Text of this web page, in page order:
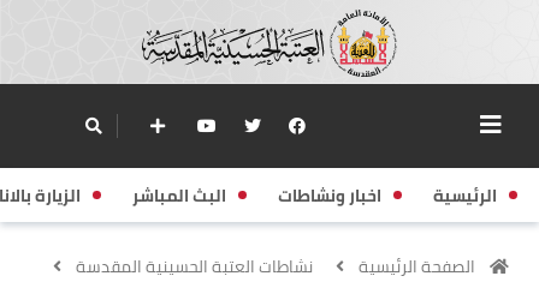
الرئيسية اخبار ونشاطات البث المباشر الزيارة
الصفحة الرئيسية نشاطات العتبة الحسينية المقدسة